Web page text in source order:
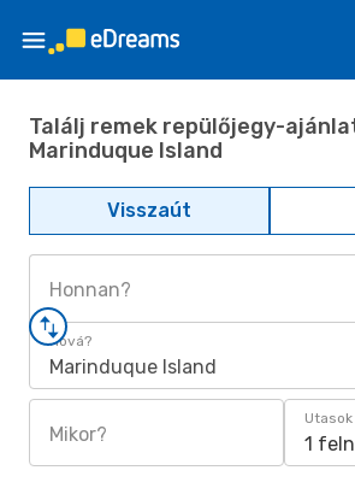
Találj remek repülőjegy-
Marinduque Island
Visszaút
Honnan?
Hová?
Marinduque Island
Mikor?
Utasok
1